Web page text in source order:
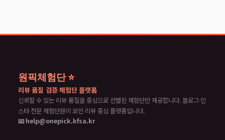
원픽체험단 ⭐
리뷰 품질 검증 체험단 플랫폼
신뢰할 수 있는 리뷰 품질을 중심으로 선별된 체험단만 제공합니다. 블로그·인
스타 전문 체험단원이 모인 리뷰 중심 플랫폼입니다.
📧 help@onepick.kfsa.kr